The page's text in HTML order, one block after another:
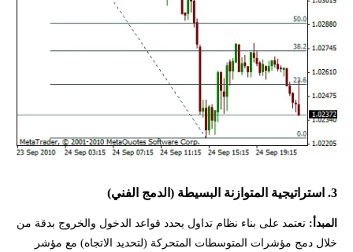
3. استراتيجية المتوازنة البسيطة (الدمج الفني)
المبدأ: تعتمد على بناء نظام تداول يحدد قواعد الدخول والخروج بدقة من
خلال دمج مؤشرات المتوسطات المتحركة (لتحديد الاتجاه) مع مؤشر